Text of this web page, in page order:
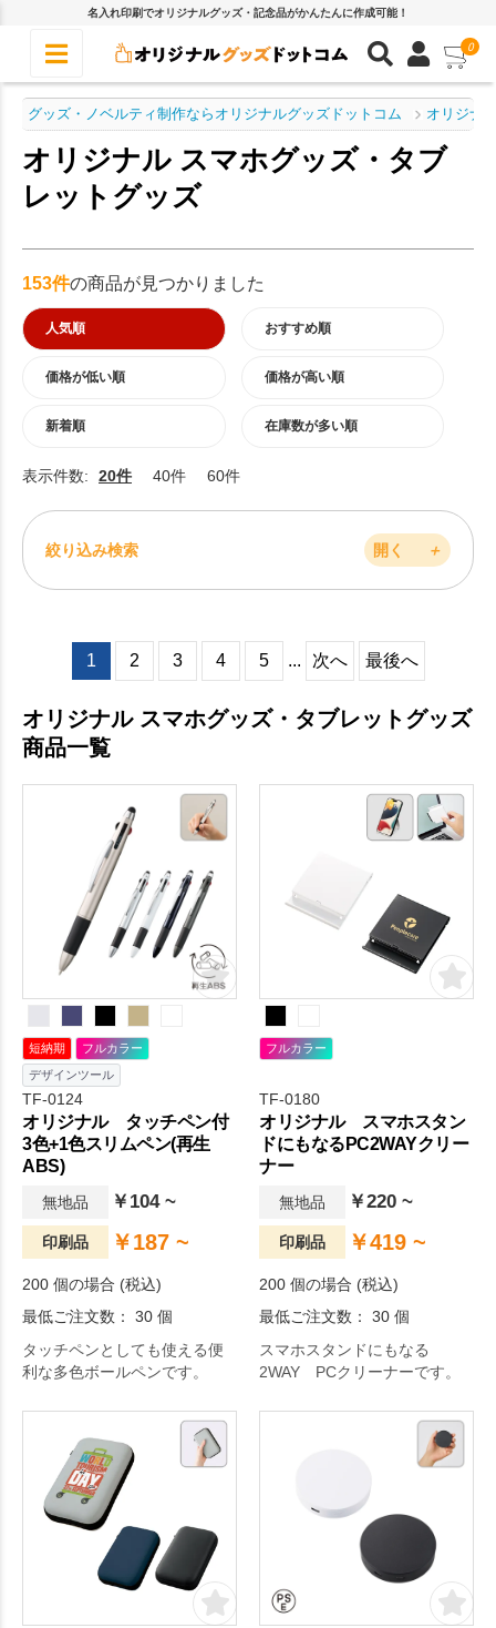
名入れ印刷でオリジナルグッズ・記念品がかんたんに作成可能！
0
グッズ・ノベルティ制作ならオリジナルグッズドットコム オリジナ
オリジナル スマホグッズ・タブ
レットグッズ
153件の商品が見つかりました
人気順 おすすめ順
価格が低い順 価格が高い順
新着順 在庫数が多い順
表示件数: 20件 40件 60件
絞り込み検索 開く ＋
1 2 3 4 5 ... 次へ 最後へ
オリジナル スマホグッズ・タブレットグッズ
商品一覧
短納期
フルカラー
デザインツール
TF-0124
オリジナル タッチペン付
3色+1色スリムペン(再生
ABS)
無地品 ￥104 ~
印刷品 ￥187 ~
200 個の場合 (税込)
最低ご注文数： 30 個
タッチペンとしても使える便
利な多色ボールペンです。
フルカラー
TF-0180
オリジナル スマホスタン
ドにもなるPC2WAYクリー
ナー
無地品 ￥220 ~
印刷品 ￥419 ~
200 個の場合 (税込)
最低ご注文数： 30 個
スマホスタンドにもなる
2WAY PCクリーナーです。